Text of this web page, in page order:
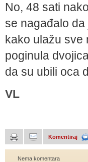
No, 48 sati
se nagađalo
kako ulažu sve
poginula
da su ubili oca
VL
Komentiraj
Nema komentara